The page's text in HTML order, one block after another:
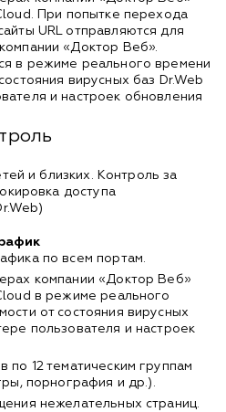
При попытке перехода
URL отправляются для
«Доктор Веб».
в режиме реального времени
вирусных баз Dr.Web
и настроек обновления
и близких. Контроль за
доступа
по всем портам.
компании «Доктор Веб»
в режиме реального
от состояния вирусных
пользователя и настроек
по 12 тематическим группам
порнография и др.).
нежелательных страниц.